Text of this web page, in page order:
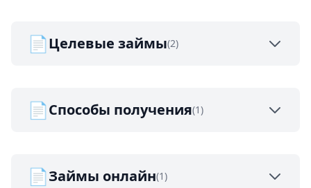
📄Целевые займы(2)
📄Способы получения(1)
📄Займы онлайн(1)